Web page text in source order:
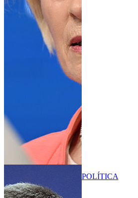
POLÍTICA